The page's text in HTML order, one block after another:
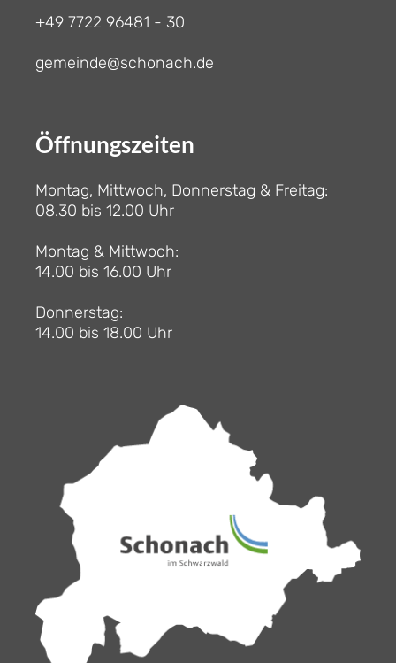
+49 7722 96481 - 30
gemeinde@schonach.de
Öffnungszeiten
Montag, Mittwoch, Donnerstag & Freitag:
08.30 bis 12.00 Uhr
Montag & Mittwoch:
14.00 bis 16.00 Uhr
Donnerstag:
14.00 bis 18.00 Uhr